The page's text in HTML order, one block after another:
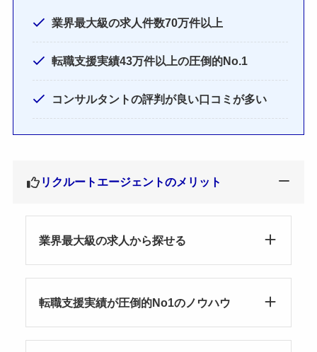
業界最大級の求人件数70万件以上
転職支援実績43万件以上の圧倒的No.1
コンサルタントの評判が良い口コミが多い
リクルートエージェントのメリット
業界最大級の求人から探せる
転職支援実績が圧倒的No1のノウハウ